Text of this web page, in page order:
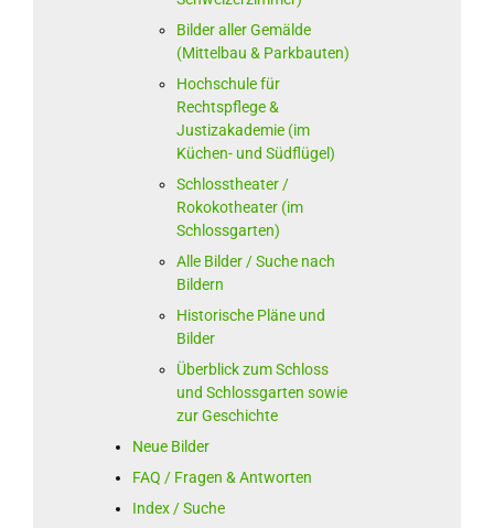
Bilder aller Gemälde
(Mittelbau & Parkbauten)
Hochschule für
Rechtspflege &
Justizakademie (im
Küchen- und Südflügel)
Schlosstheater /
Rokokotheater (im
Schlossgarten)
Alle Bilder / Suche nach
Bildern
Historische Pläne und
Bilder
Überblick zum Schloss
und Schlossgarten sowie
zur Geschichte
Neue Bilder
FAQ / Fragen & Antworten
Index / Suche